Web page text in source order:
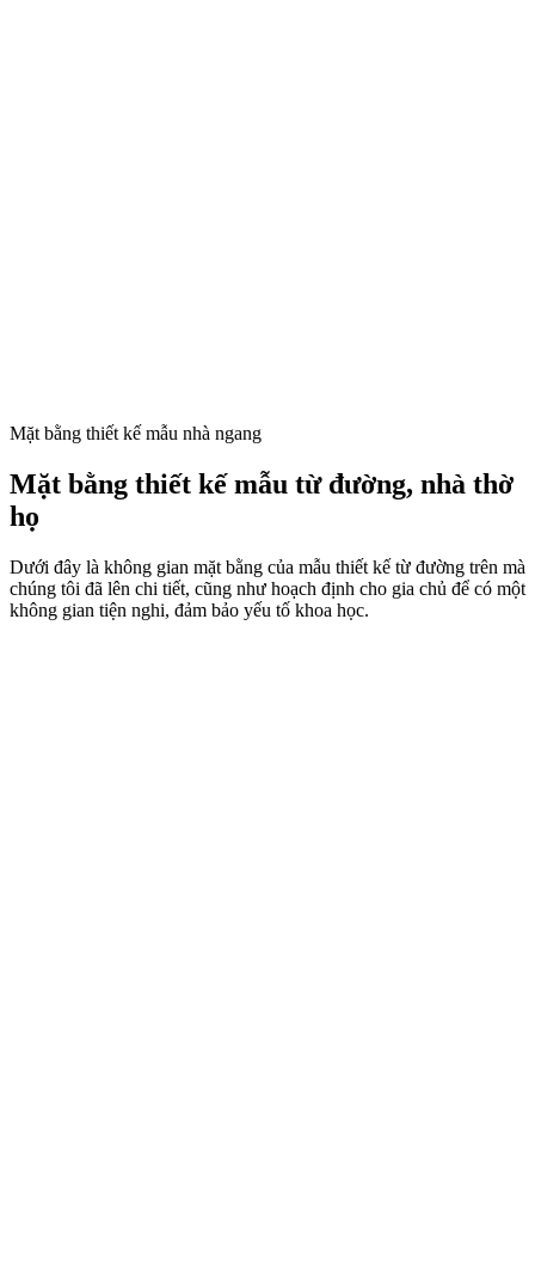
Mặt bằng thiết kế mẫu nhà ngang
Mặt bằng thiết kế mẫu từ đường, nhà thờ
họ
Dưới đây là không gian mặt bằng của mẫu thiết kế từ đường trên mà
chúng tôi đã lên chi tiết, cũng như hoạch định cho gia chủ để có một
không gian tiện nghi, đảm bảo yếu tố khoa học.